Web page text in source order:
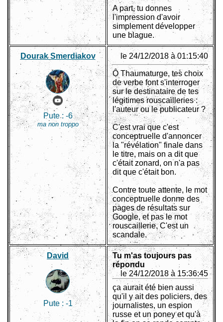
A part, tu donnes
l'impression d'avoir
simplement développer
une blague.
Dourak Smerdiakov
Pute : -6
ma non troppo
le 24/12/2018 à 01:15:40
Ô Thaumaturge, tes choix
de verbe font s'interroger
sur le destinataire de tes
légitimes rouscailleries :
l'auteur ou le publicateur ?
C'est vrai que c'est
conceptruelle d'annoncer
la "révélation" finale dans
le titre, mais on a dit que
c'était zonard, on n'a pas
dit que c'était bon.
Contre toute attente, le mot
conceptruelle donne des
pages de résultats sur
Google, et pas le mot
rouscaillerie. C'est un
scandale.
David
Pute : -1
Tu m'as toujours pas
répondu
le 24/12/2018 à 15:36:45
ça aurait été bien aussi
qu'il y ait des policiers, des
journalistes, un espion
russe et un poney et qu'à